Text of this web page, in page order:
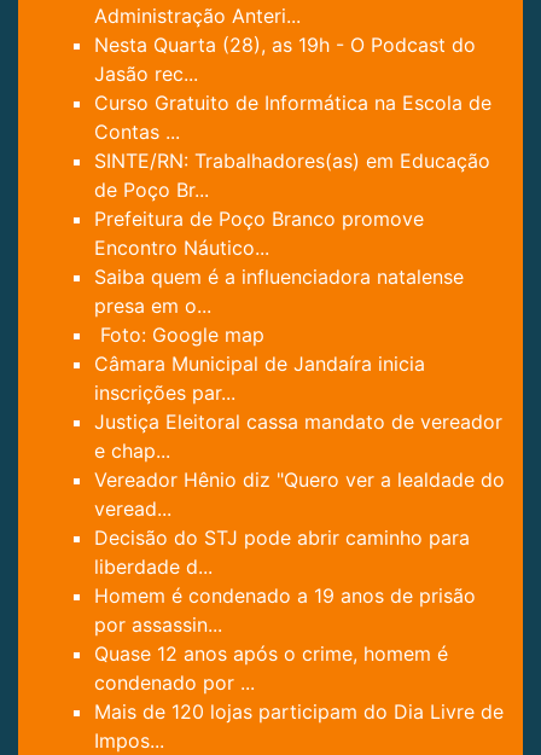
Administração Anteri...
Nesta Quarta (28), as 19h - O Podcast do
Jasão rec...
Curso Gratuito de Informática na Escola de
Contas ...
SINTE/RN: Trabalhadores(as) em Educação
de Poço Br...
Prefeitura de Poço Branco promove
Encontro Náutico...
Saiba quem é a influenciadora natalense
presa em o...
Foto: Google map
Câmara Municipal de Jandaíra inicia
inscrições par...
Justiça Eleitoral cassa mandato de vereador
e chap...
Vereador Hênio diz "Quero ver a lealdade do
veread...
Decisão do STJ pode abrir caminho para
liberdade d...
Homem é condenado a 19 anos de prisão
por assassin...
Quase 12 anos após o crime, homem é
condenado por ...
Mais de 120 lojas participam do Dia Livre de
Impos...